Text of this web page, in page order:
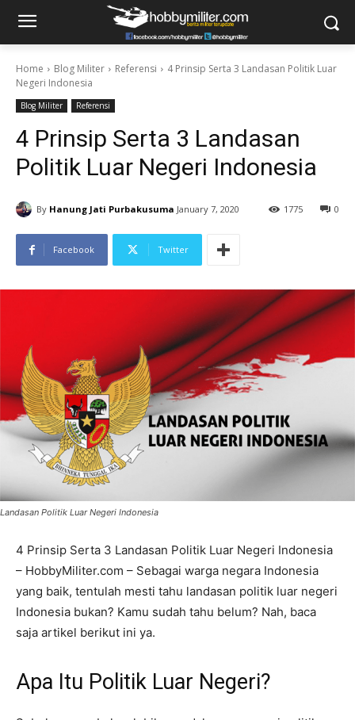
Home Blog Militer Referensi
4 Prinsip Serta 3 Landasan Politik Luar
Negeri Indonesia
Blog Militer Referensi
4 Prinsip Serta 3 Landasan
Politik Luar Negeri Indonesia
By Hanung Jati Purbakusuma January 7, 2020 0
1775
Facebook Twitter
Landasan Politik Luar Negeri Indonesia
4 Prinsip Serta 3 Landasan Politik Luar Negeri Indonesia
– HobbyMiliter.com – Sebagai warga negara Indonesia
yang baik, tentulah mesti tahu landasan politik luar negeri
Indonesia bukan? Kamu sudah tahu belum? Nah, baca
saja artikel berikut ini ya.
Apa Itu Politik Luar Negeri?